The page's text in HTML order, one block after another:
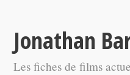
Jonathan
Les fiches de films